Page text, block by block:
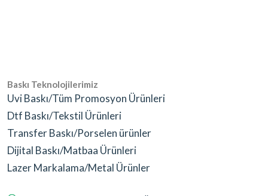
Baskı Teknolojilerimiz
Uvi Baskı/Tüm Promosyon Ürünleri
Dtf Baskı/Tekstil Ürünleri
Transfer Baskı/Porselen ürünler
Dijital Baskı/Matbaa Ürünleri
Lazer Markalama/Metal Ürünler